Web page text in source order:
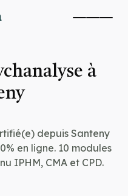
à
depuis Santeny
en ligne. 10 modules
IPHM, CMA et CPD.